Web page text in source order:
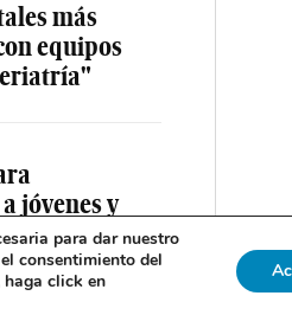
más
equipos
jóvenes y
para dar nuestro
consentimiento del
haga click en